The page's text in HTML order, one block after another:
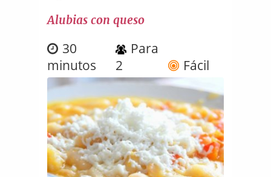
Alubias con queso
30
minutos
Para
2
Fácil